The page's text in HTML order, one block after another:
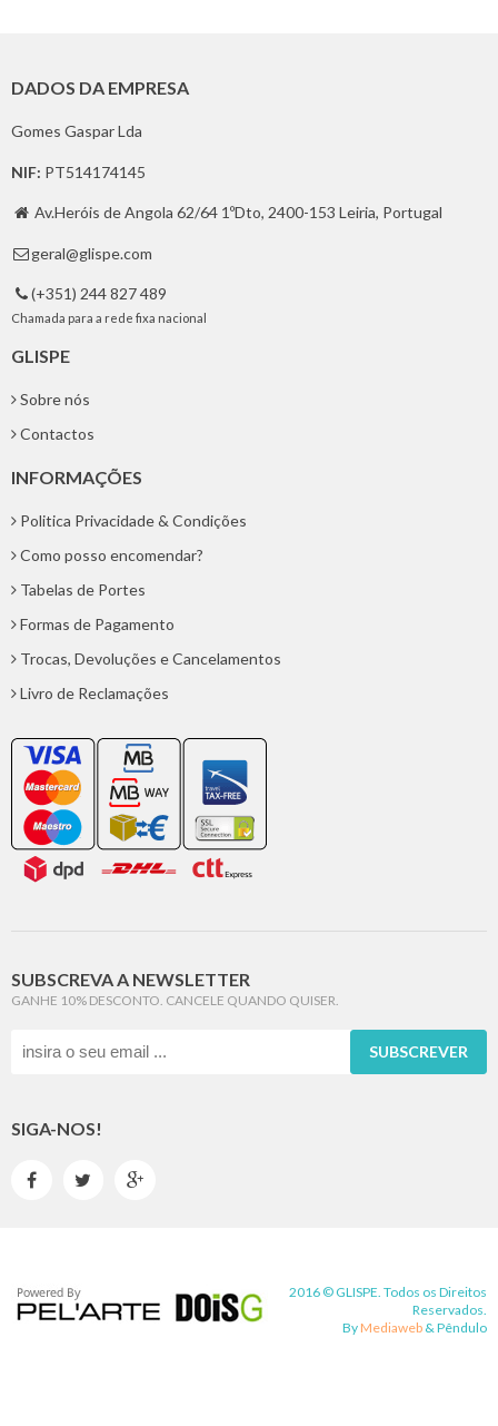
DADOS DA EMPRESA
Gomes Gaspar Lda
NIF: PT514174145
 Av.Heróis de Angola 62/64 1ºDto, 2400-153 Leiria, Portugal
 geral@glispe.com
 (+351) 244 827 489
Chamada para a rede fixa nacional
GLISPE
Sobre nós
Contactos
INFORMAÇÕES
Politica Privacidade & Condições
Como posso encomendar?
Tabelas de Portes
Formas de Pagamento
Trocas, Devoluções e Cancelamentos
Livro de Reclamações
SUBSCREVA A NEWSLETTER
GANHE 10% DESCONTO. CANCELE QUANDO QUISER.
SUBSCREVER
SIGA-NOS!
  
2016 © GLISPE. Todos os Direitos
Reservados.
By Mediaweb & Pêndulo